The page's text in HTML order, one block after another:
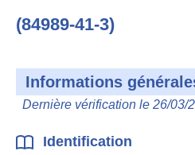
(84989-41-3)
Informations
Dernière vérification le 26/03/
Identification